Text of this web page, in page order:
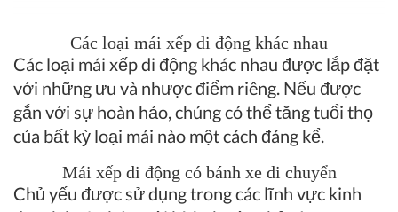
Các loại mái xếp di động khác nhau
Các loại mái xếp di động khác nhau được lắp đặt
với những ưu và nhược điểm riêng. Nếu được
gắn với sự hoàn hảo, chúng có thể tăng tuổi thọ
của bất kỳ loại mái nào một cách đáng kể.
Mái xếp di động có bánh xe di chuyển
Chủ yếu được sử dụng trong các lĩnh vực kinh